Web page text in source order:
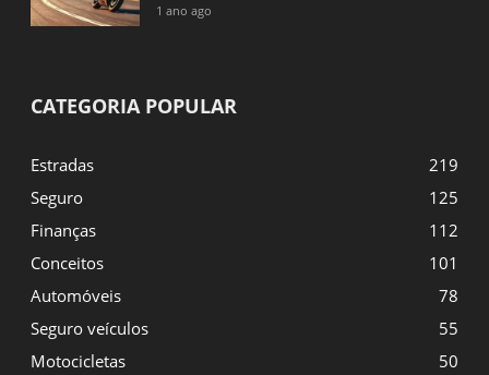
1 ano ago
CATEGORIA POPULAR
Estradas
219
Seguro
125
Finanças
112
Conceitos
101
Automóveis
78
Seguro veículos
55
Motocicletas
50